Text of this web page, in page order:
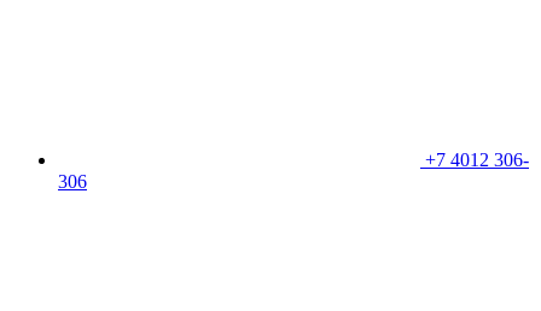
+7 4012 306-
306